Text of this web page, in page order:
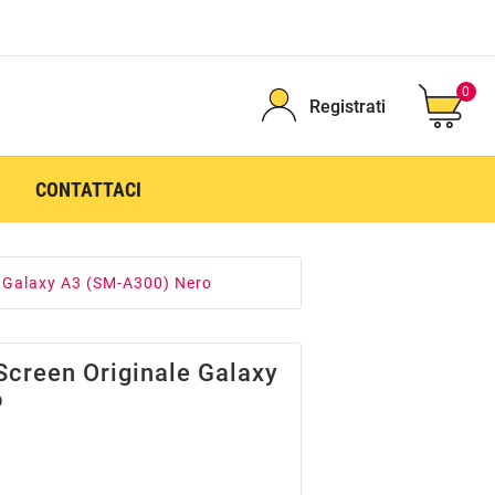
Registrati
0
CONTATTACI
A3 (SM-A300) Nero
Originale Galaxy